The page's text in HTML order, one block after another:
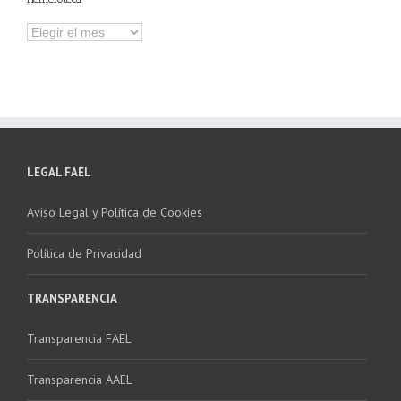
Hemeroteca
LEGAL FAEL
Aviso Legal y Política de Cookies
Política de Privacidad
TRANSPARENCIA
Transparencia FAEL
Transparencia AAEL